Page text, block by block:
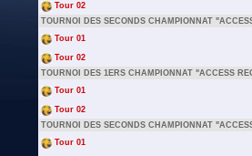
Tour 02
TOURNOI DES SECONDS CHAMPIONNAT
Tour 01
Tour 02
TOURNOI DES 1ERS CHAMPIONNAT "ACCESS
Tour 01
Tour 02
TOURNOI DES SECONDS CHAMPIONNAT
Tour 01